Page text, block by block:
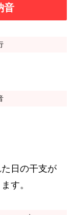
音
日の干支が
す。